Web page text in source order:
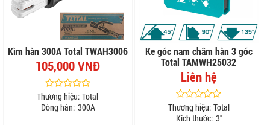
Kìm hàn 300A Total TWAH3006
105,000 VNĐ
Thương hiệu: Total
Dòng hàn: 300A
Ke góc nam châm hàn 3 góc
Total TAMWH25032
Liên hệ
Thương hiệu: Total
Kích thước: 3"